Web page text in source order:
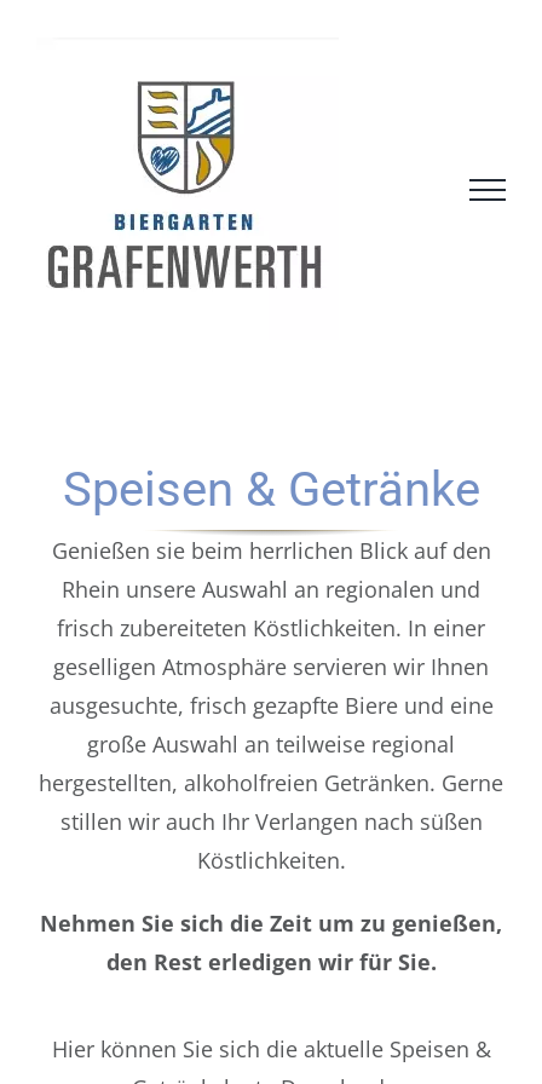
Speisen & Getränke
Genießen sie beim herrlichen Blick auf den
Rhein unsere Auswahl an regionalen und
frisch zubereiteten Köstlichkeiten. In einer
geselligen Atmosphäre servieren wir Ihnen
ausgesuchte, frisch gezapfte Biere und eine
große Auswahl an teilweise regional
hergestellten, alkoholfreien Getränken. Gerne
stillen wir auch Ihr Verlangen nach süßen
Köstlichkeiten.
Nehmen Sie sich die Zeit um zu genießen,
den Rest erledigen wir für Sie.
Hier können Sie sich die aktuelle Speisen &